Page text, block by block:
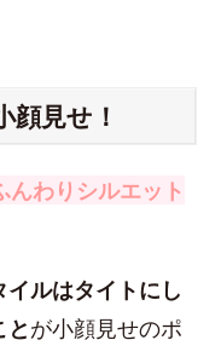
見せ！
わりシルエット
イルはタイトにし
が小顔見せのポ